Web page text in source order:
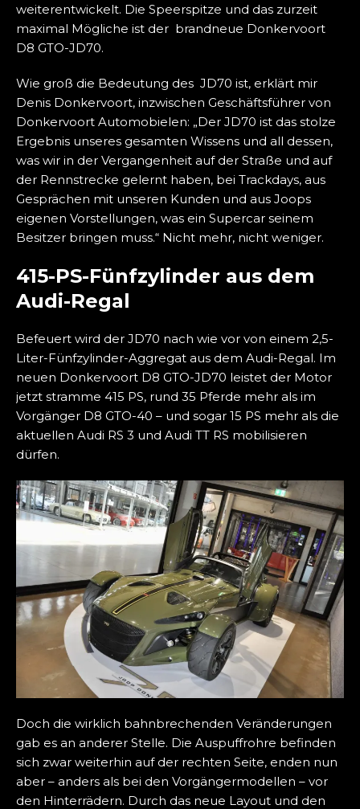
weiterentwickelt. Die Speerspitze und das zurzeit
maximal Mögliche ist der brandneue Donkervoort
D8 GTO-JD70.
Wie groß die Bedeutung des JD70 ist, erklärt mir
Denis Donkervoort, inzwischen Geschäftsführer von
Donkervoort Automobielen: „Der JD70 ist das stolze
Ergebnis unseres gesamten Wissens und all dessen,
was wir in der Vergangenheit auf der Straße und auf
der Rennstrecke gelernt haben, bei Trackdays, aus
Gesprächen mit unseren Kunden und aus Joops
eigenen Vorstellungen, was ein Supercar seinem
Besitzer bringen muss.“ Nicht mehr, nicht weniger.
415-PS-Fünfzylinder aus dem
Audi-Regal
Befeuert wird der JD70 nach wie vor von einem 2,5-
Liter-Fünfzylinder-Aggregat aus dem Audi-Regal. Im
neuen Donkervoort D8 GTO-JD70 leistet der Motor
jetzt stramme 415 PS, rund 35 Pferde mehr als im
Vorgänger D8 GTO-40 – und sogar 15 PS mehr als die
aktuellen Audi RS 3 und Audi TT RS mobilisieren
dürfen.
Doch die wirklich bahnbrechenden Veränderungen
gab es an anderer Stelle. Die Auspuffrohre befinden
sich zwar weiterhin auf der rechten Seite, enden nun
aber – anders als bei den Vorgängermodellen – vor
den Hinterrädern. Durch das neue Layout und den